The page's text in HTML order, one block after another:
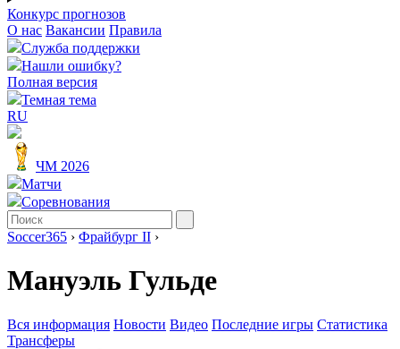
Конкурс прогнозов
О нас Вакансии Правила
Служба поддержки
Нашли ошибку?
Полная версия
Темная тема
RU
ЧМ 2026
Матчи
Соревнования
Soccer365 › Фрайбург II ›
Мануэль Гульде
Вся информация Новости Видео Последние игры Статистика
Трансферы